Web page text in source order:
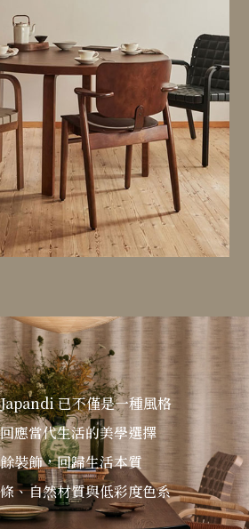
已不僅是一種風格
應當代生活的美學選擇
裝飾，回歸生活本質
、自然材質與低彩度色系